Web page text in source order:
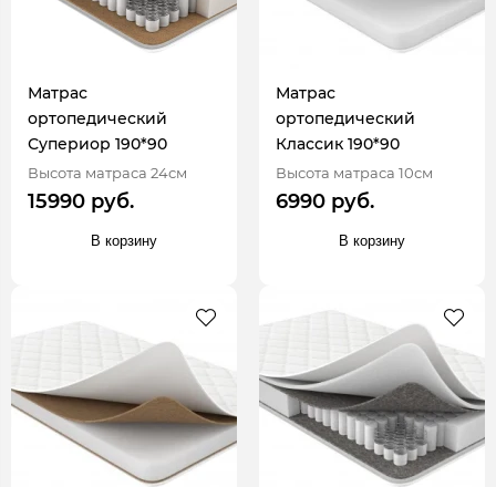
Матрас
ортопедический
Супериор 190*90
Высота матраса 24см
15990 руб.
В корзину
Матрас
ортопедический
Классик 190*90
Высота матраса 10см
6990 руб.
В корзину